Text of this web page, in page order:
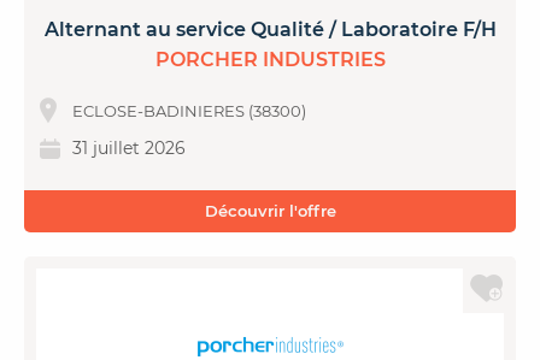
Alternant au service Qualité / Laboratoire F/H
PORCHER INDUSTRIES
ECLOSE-BADINIERES (38300)
31 juillet 2026
Découvrir l'offre